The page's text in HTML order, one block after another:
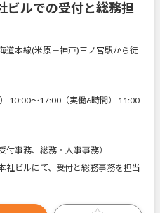
ビルでの受付と総務担
道本線(米原－神戸)三ノ宮駅から徒
10:00～17:00（実働6時間） 11:00
事務、総務・人事事務）
社ビルにて、受付と総務事務を担当